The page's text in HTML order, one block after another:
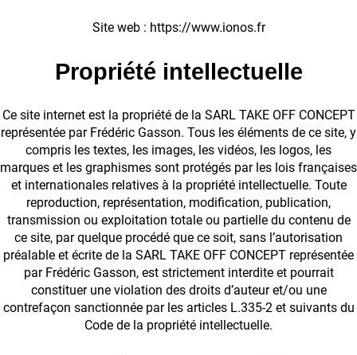
Site web : https://www.ionos.fr
Propriété intellectuelle
Ce site internet est la propriété de la SARL TAKE OFF CONCEPT
représentée par Frédéric Gasson. Tous les éléments de ce site, y
compris les textes, les images, les vidéos, les logos, les
marques et les graphismes sont protégés par les lois françaises
et internationales relatives à la propriété intellectuelle. Toute
reproduction, représentation, modification, publication,
transmission ou exploitation totale ou partielle du contenu de
ce site, par quelque procédé que ce soit, sans l’autorisation
préalable et écrite de la SARL TAKE OFF CONCEPT représentée
par Frédéric Gasson, est strictement interdite et pourrait
constituer une violation des droits d’auteur et/ou une
contrefaçon sanctionnée par les articles L.335-2 et suivants du
Code de la propriété intellectuelle.